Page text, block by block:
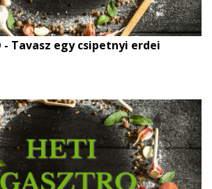
- Tavasz egy csipetnyi erdei